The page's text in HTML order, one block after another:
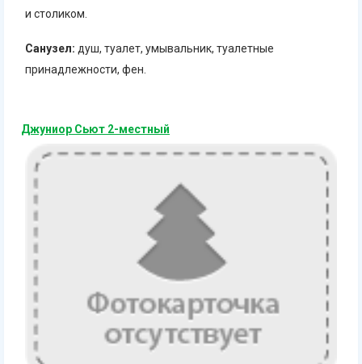
и столиком.
Санузел: душ, туалет, умывальник, туалетные
принадлежности, фен.
Джуниор Сьют 2-местный